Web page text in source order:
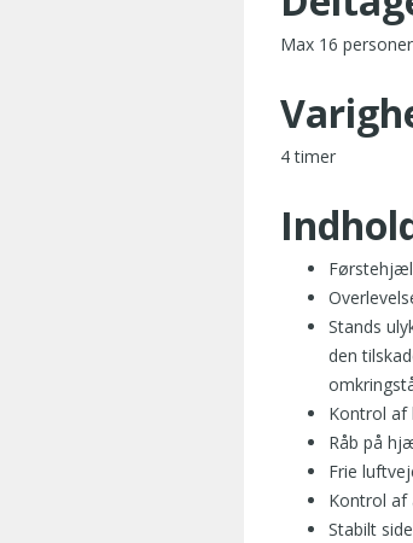
Max 16 personer
4 timer
Stands
den
Kontrol af
Råb på
Frie
Kontrol
Stabilt